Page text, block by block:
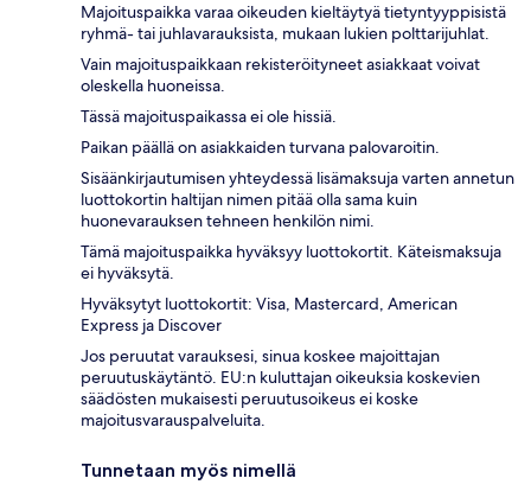
Majoituspaikka varaa oikeuden kieltäytyä tietyntyyppisistä
ryhmä- tai juhlavarauksista, mukaan lukien polttarijuhlat.
Vain majoituspaikkaan rekisteröityneet asiakkaat voivat
oleskella huoneissa.
Tässä majoituspaikassa ei ole hissiä.
Paikan päällä on asiakkaiden turvana palovaroitin.
Sisäänkirjautumisen yhteydessä lisämaksuja varten annetun
luottokortin haltijan nimen pitää olla sama kuin
huonevarauksen tehneen henkilön nimi.
Tämä majoituspaikka hyväksyy luottokortit. Käteismaksuja
ei hyväksytä.
Hyväksytyt luottokortit: Visa, Mastercard, American
Express ja Discover
Jos peruutat varauksesi, sinua koskee majoittajan
peruutuskäytäntö. EU:n kuluttajan oikeuksia koskevien
säädösten mukaisesti peruutusoikeus ei koske
majoitusvarauspalveluita.
Tunnetaan myös nimellä